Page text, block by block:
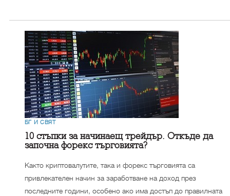
БГ И СВЯТ
10 стъпки за начинаещ трейдър. Откъде да
започна форекс търговията?
Както криптовалутите, така и форекс търговията са
привлекателен начин за заработване на доход през
последните години, особено ако има достъп до правилната